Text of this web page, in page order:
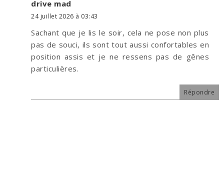
drive mad
24 juillet 2026 à 03:43
Sachant que je lis le soir, cela ne pose non plus
pas de souci, ils sont tout aussi confortables en
position assis et je ne ressens pas de gênes
particulières.
Répondre